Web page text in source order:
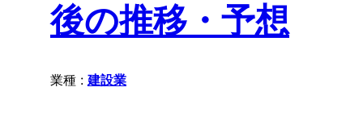
後の推移・予想
業種 : 建設業